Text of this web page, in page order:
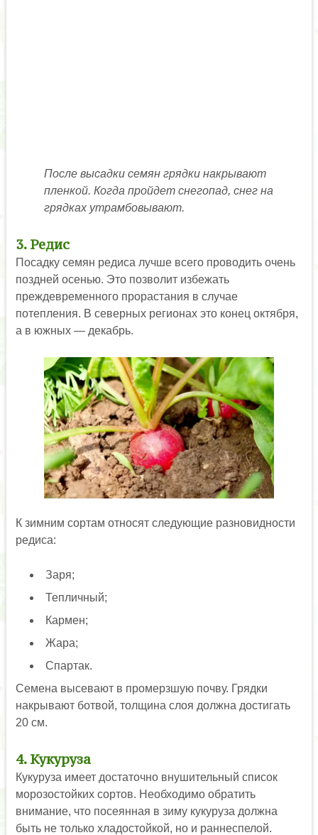
После высадки семян грядки накрывают
пленкой. Когда пройдет снегопад, снег на
грядках утрамбовывают.
3. Редис
Посадку семян редиса лучше всего проводить очень
поздней осенью. Это позволит избежать
преждевременного прорастания в случае
потепления. В северных регионах это конец октября,
а в южных — декабрь.
К зимним сортам относят следующие разновидности
редиса:
Заря;
Тепличный;
Кармен;
Жара;
Спартак.
Семена высевают в промерзшую почву. Грядки
накрывают ботвой, толщина слоя должна достигать
20 см.
4. Кукуруза
Кукуруза имеет достаточно внушительный список
морозостойких сортов. Необходимо обратить
внимание, что посеянная в зиму кукуруза должна
быть не только хладостойкой, но и раннеспелой.